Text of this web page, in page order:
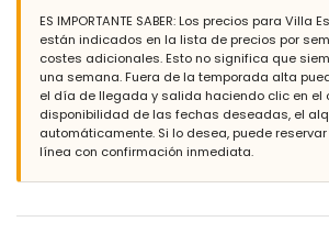
parcela grande y cerrada
piscina privada de 8m x 4m y 2m de
hermoso jardín con césped, grava,
con tumbonas
terraza cubierta
barbacoa
zona de estar exterior y zona de comedor
2 plazas de aparcamiento cubiertas
Más información
ES IMPORTANTE SABER: Los precios para Villa
están indicados en la lista de precios por
costes adicionales. Esto no significa que
una semana. Fuera de la temporada alta
el día de llegada y salida haciendo clic en el
disponibilidad de las fechas deseadas, el
automáticamente. Si lo desea, puede
línea con confirmación inmediata.